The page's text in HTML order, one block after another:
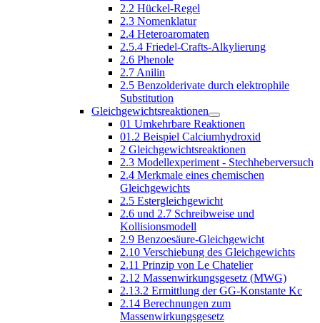
2.2 Hückel-Regel
2.3 Nomenklatur
2.4 Heteroaromaten
2.5.4 Friedel-Crafts-Alkylierung
2.6 Phenole
2.7 Anilin
2.5 Benzolderivate durch elektrophile
Substitution
Gleichgewichtsreaktionen
01 Umkehrbare Reaktionen
01.2 Beispiel Calciumhydroxid
2 Gleichgewichtsreaktionen
2.3 Modellexperiment - Stechheberversuch
2.4 Merkmale eines chemischen
Gleichgewichts
2.5 Estergleichgewicht
2.6 und 2.7 Schreibweise und
Kollisionsmodell
2.9 Benzoesäure-Gleichgewicht
2.10 Verschiebung des Gleichgewichts
2.11 Prinzip von Le Chatelier
2.12 Massenwirkungsgesetz (MWG)
2.13.2 Ermittlung der GG-Konstante Kc
2.14 Berechnungen zum
Massenwirkungsgesetz